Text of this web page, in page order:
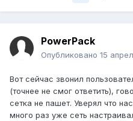
PowerPack
Опубликовано 15
Вот сейчас звонил
(точнее не смог ответить),
сетка не пашет. Уверял что
много раз уже сеть